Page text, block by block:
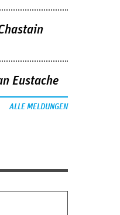
Eustache
ALLE MELDUNGEN